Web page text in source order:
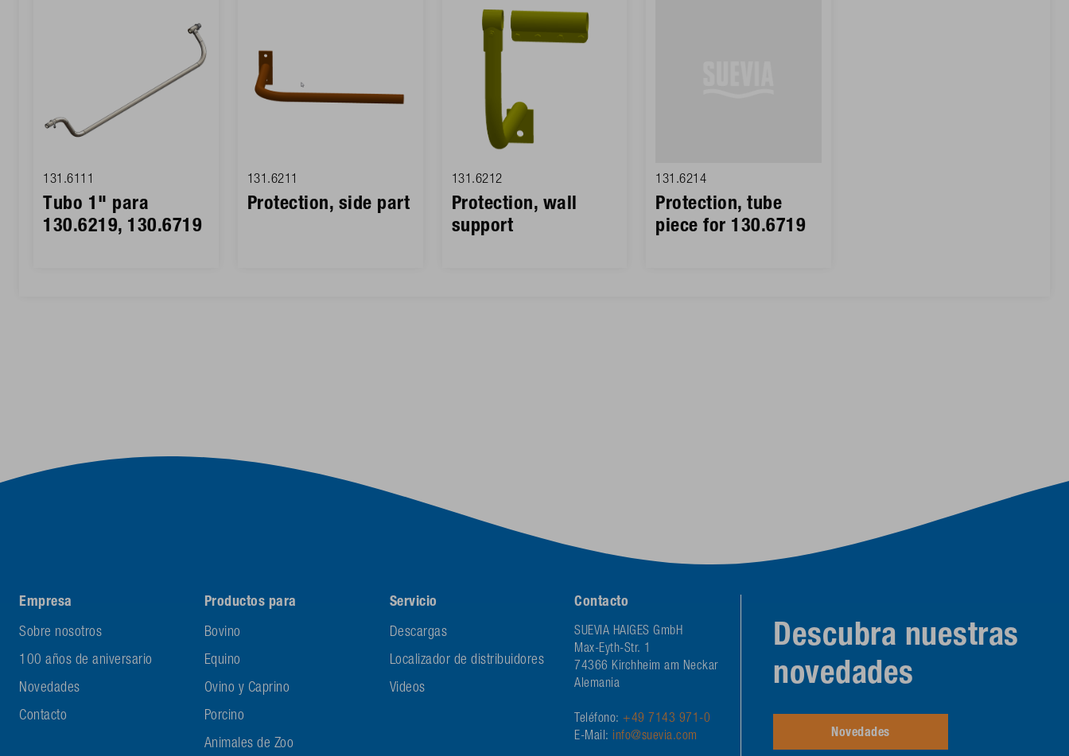
131.6111
Tubo 1" para
130.6219, 130.6719
131.6211
Protection, side part
131.6212
Protection, wall
support
131.6214
Protection, tube
piece for 130.6719
Empresa
Sobre nosotros
100 años de aniversario
Novedades
Contacto
Productos para
Bovino
Equino
Ovino y Caprino
Porcino
Animales de Zoo
Servicio
Descargas
Localizador de distribuidores
Videos
Contacto
SUEVIA HAIGES GmbH
Max-Eyth-Str. 1
74366 Kirchheim am Neckar
Alemania
Teléfono:+49 7143 971-0
E-Mail: info@suevia.com
Descubra nuestras
novedades
Novedades